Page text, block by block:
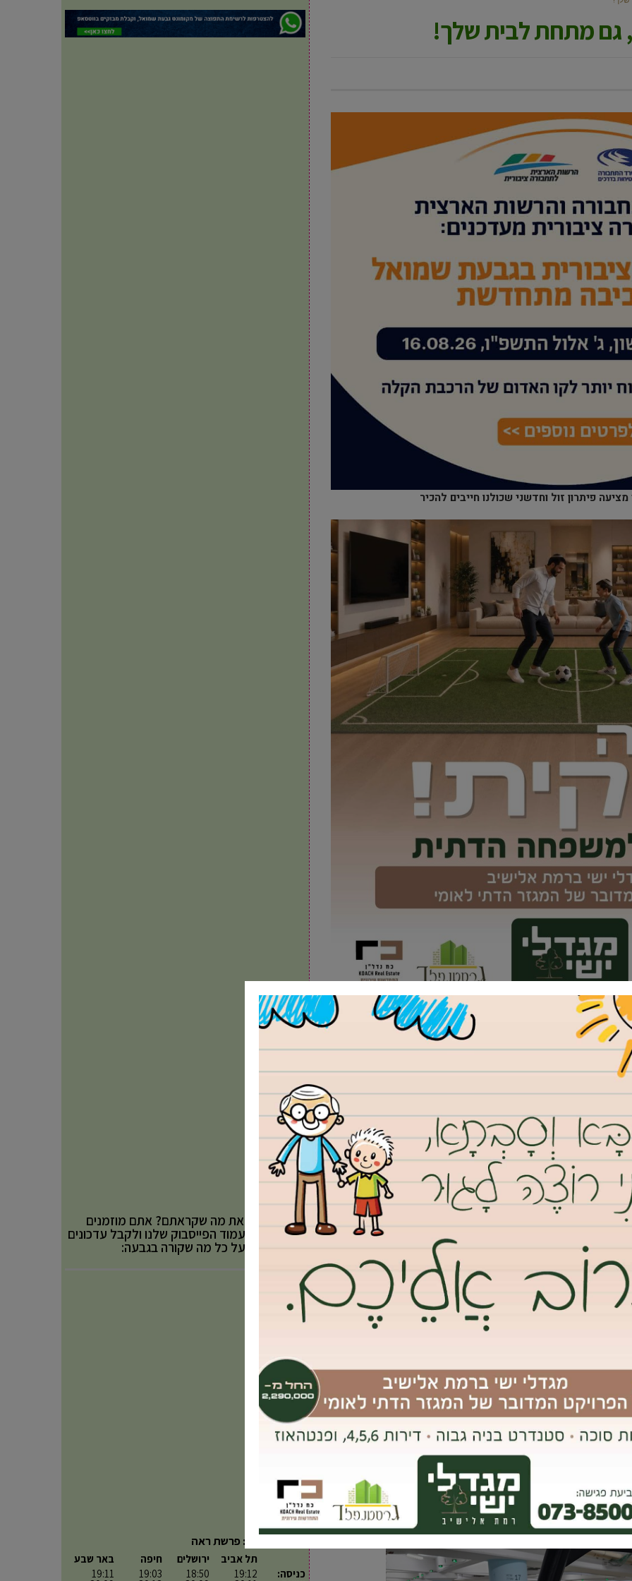
גם מתחת לבית שלך!
פיתרון זול וחדשני שכולנו חייבים להכיר
צילום: יח”צ
שרק סקטור ספציפי מכיר, אלא חלק משגרת חיינו והם יכולים
רגלי בכל עיר במדינה, כדי להבין שרוב המבנים, הכבישים
אלא גם בחדשות – בהן הקבלנים עלולים לחסוך בזמן וכסף על
בתחום סקר ומיפוי תת הקרקע בצורה לא פולשנית, ומביאה
עקב התערבות פולשנית של עבודות הנדסיות על גבי השכבות
התערבות פולשנית זו, מובילה לשינוי זרימה של מים שבסופו
לרגלינו, יוצרים שקיעות מקומיות שלאחר מכן מצטברות ומולידות
גבעת שמואל וקבלת כל העדכונים ראשונים בווטסאפ, לחץ/י
אהבתם את מה שקראתם? אתם מוזמנים
לעקוב אחר עמוד הפייסבוק שלנו ולקבל עדכונים
באופן שוטף על כל מה שקורה בגבעה:
פרשת השבוע: פרשת ראה
כניסה:
תל אביב
19:12
ירושלים
18:50
חיפה
19:03
באר שבע
19:11